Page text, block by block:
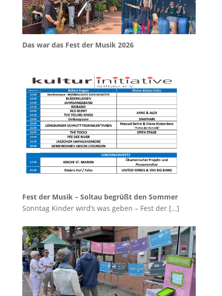
Das war das Fest der Musik 2026
Fest der Musik – Soltau begrüßt den Sommer
Sonntag Kinder wird’s was geben – Fest der […]